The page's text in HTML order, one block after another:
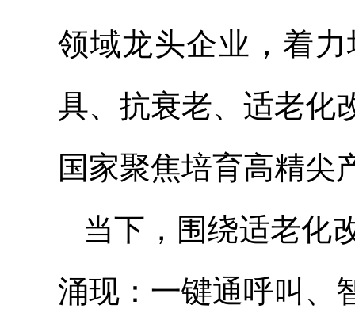
领域龙头企业，着
具、抗衰老、适老
国家聚焦培育高精尖
当下，围绕适老化
涌现：一键通呼叫、